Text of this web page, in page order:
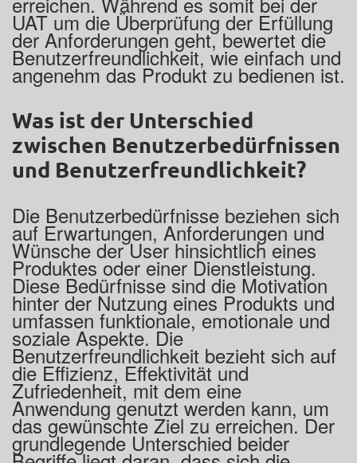
UAT um die Überprüfung der Erfüllung
der Anforderungen geht, bewertet die
Benutzerfreundlichkeit, wie einfach und
angenehm das Produkt zu bedienen ist.
Was ist der Unterschied
zwischen Benutzerbedürfnissen
und Benutzerfreundlichkeit?
Die Benutzerbedürfnisse beziehen sich
auf Erwartungen, Anforderungen und
Wünsche der User hinsichtlich eines
Produktes oder einer Dienstleistung.
Diese Bedürfnisse sind die Motivation
hinter der Nutzung eines Produkts und
umfassen funktionale, emotionale und
soziale Aspekte. Die
Benutzerfreundlichkeit bezieht sich auf
die Effizienz, Effektivität und
Zufriedenheit, mit dem eine
Anwendung genutzt werden kann, um
das gewünschte Ziel zu erreichen. Der
grundlegende Unterschied beider